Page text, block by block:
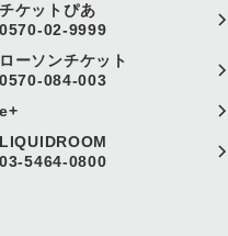
チケットぴあ
0570-02-9999
ローソンチケット
0570-084-003
e+
LIQUIDROOM
03-5464-0800